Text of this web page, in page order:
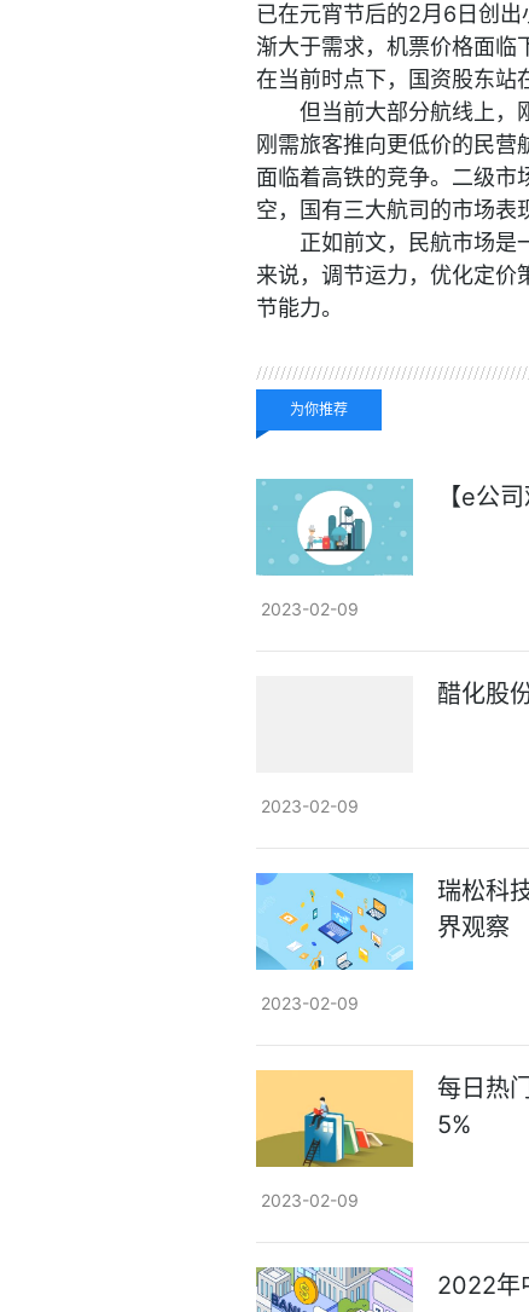
已在元宵节后的2月6日创
渐大于需求，机票价格面临
在当前时点下，国资股东站
但当前大部分航线上，
刚需旅客推向更低价的民
面临着高铁的竞争。二级市
空，国有三大航司的市场表
正如前文，民航市场是
来说，调节运力，优化定价
节能力。
为你推荐
【e公
2023-02-09
醋化股
2023-02-09
瑞松科
界观察
2023-02-09
每日热
5%
2023-02-09
2022年